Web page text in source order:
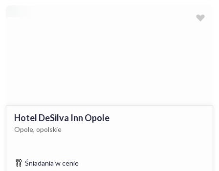
Hotel DeSilva Inn Opole
Opole, opolskie
Śniadania w cenie